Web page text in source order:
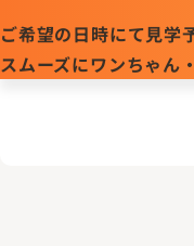
ご希望の日時にて見学
スムーズにワンちゃん